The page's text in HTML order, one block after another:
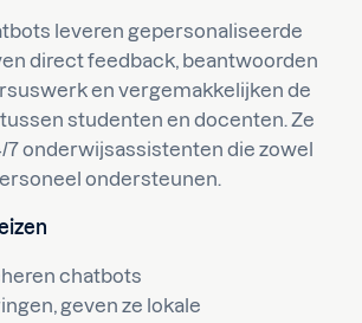
leveren gepersonaliseerde
direct feedback, beantwoorden
en vergemakkelijken de
studenten en docenten. Ze
7 onderwijsassistenten die zowel
ondersteunen.
chatbots
geven ze lokale